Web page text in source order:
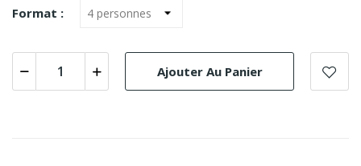
Format :
Ajouter Au Panier